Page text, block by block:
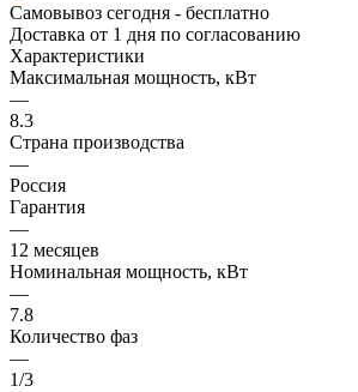
Самовывоз сегодня - бесплатно
Доставка от 1 дня по согласованию
Характеристики
Максимальная мощность, кВт
—
8.3
Страна производства
—
Россия
Гарантия
—
12 месяцев
Номинальная мощность, кВт
—
7.8
Количество фаз
—
1/3